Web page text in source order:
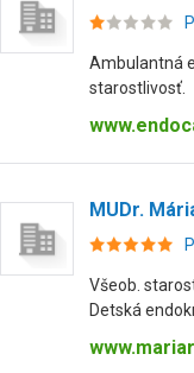
Ambulantná
starostlivosť.
MUDr.
Všeob.
Detská